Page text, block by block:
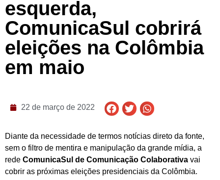
esquerda,
ComunicaSul cobrirá
eleições na Colômbia
em maio
22 de março de 2022
Diante da necessidade de termos notícias direto da fonte,
sem o filtro de mentira e manipulação da grande mídia, a
rede ComunicaSul de Comunicação Colaborativa vai
cobrir as próximas eleições presidenciais da Colômbia.